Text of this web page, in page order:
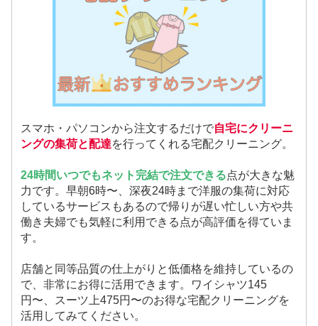
スマホ・パソコンから注文するだけで自宅にクリーニ
ングの集荷と配達を行ってくれる宅配クリーニング。
24時間いつでもネット完結で注文できる点が大きな魅
力です。早朝6時〜、深夜24時まで洋服の集荷に対応
しているサービスもあるので帰りが遅い忙しい方や共
働き夫婦でも気軽に利用できる点が高評価を得ていま
す。
店舗と同等品質の仕上がりと低価格を維持しているの
で、非常にお得に活用できます。ワイシャツ145
円〜、スーツ上475円〜のお得な宅配クリーニングを
活用してみてください。